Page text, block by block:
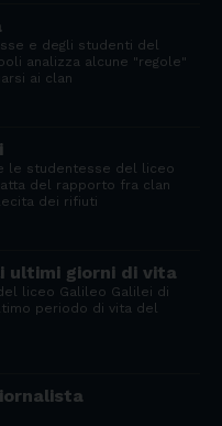
e degli studenti del
analizza alcune "regole"
ai clan
le studentesse del liceo
del rapporto fra clan
dei rifiuti
ultimi giorni di vita
liceo Galileo Galilei di
periodo di vita del